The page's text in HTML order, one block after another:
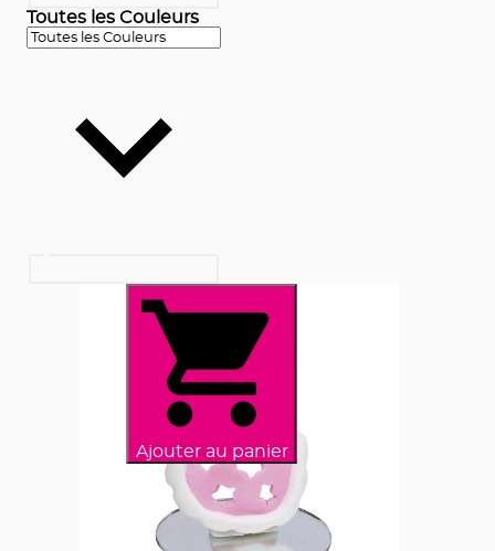
Toutes les Couleurs
Ajouter au panier